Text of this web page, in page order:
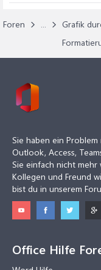
Foren ...
Grafik
Sie haben ein
Outlook, Access,
Sie einfach nicht
Kollegen und Freund
bist du in unserem
Office Hilfe